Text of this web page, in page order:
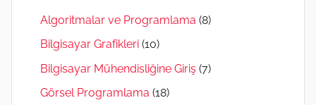
Algoritmalar ve Programlama (8)
Bilgisayar Grafikleri (10)
Bilgisayar Mühendisliğine Giriş (7)
Görsel Programlama (18)